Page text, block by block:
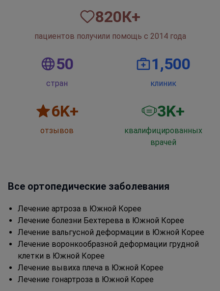
820К+
пациентов получили помощь с 2014 года
50
стран
1,500
клиник
6K+
отзывов
3K+
квалифицированных
врачей
Все ортопедические заболевания
Лечение артроза в Южной Корее
Лечение болезни Бехтерева в Южной Корее
Лечение вальгусной деформации в Южной Корее
Лечение воронкообразной деформации грудной
клетки в Южной Корее
Лечение вывиха плеча в Южной Корее
Лечение гонартроза в Южной Корее